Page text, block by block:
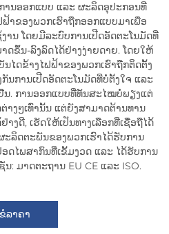
ານອອກແບບ ແລະ ຜະລິດອຸປະກອນທີ່
າຂອງພວກເຮົາຖືກອອກແບບມາເພື່ອ
ນ ໂດຍມີລະບົບການເປີດອັດຕະໂນມັດທີ່
ດຂຶ້ນ-ລົງລົດໄດ້ຢ່າງງ່າຍດາຍ. ໂດຍໃຫ້
ໄດຂ້າງໄຟຟ້າຂອງພວກເຮົາຖືກຕິດຕັ້ງ
ນການເປີດອັດຕະໂນມັດທີ່ບໍ່ຕັ້ງໃຈ ແລະ
. ການອອກແບບທີ່ທັນສະໄໝບໍ່ພຽງແຕ່
າງໆເທົ່ານັ້ນ ແຕ່ຍັງສາມາດຕ້ານທານ
ງດີ, ເຮັດໃຫ້ເປັນທາງເລືອກທີ່ເຊື່ອຖືໄດ້
ະລິດຕະພັນຂອງພວກເຮົາໄດ້ຮັບການ
ດໄພສາກົນທີ່ເຂັ້ມງວດ ແລະ ໄດ້ຮັບການ
: ມາດຕະຖານ EU CE ແລະ ISO.
ຂໍລາຄາ